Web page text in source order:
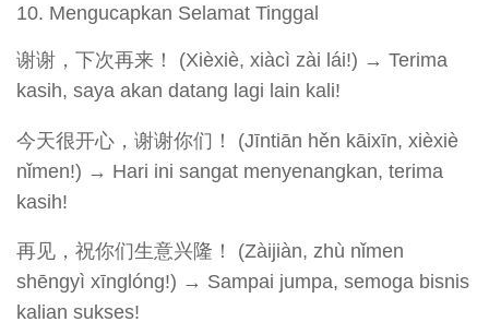
Mengucapkan Selamat Tinggal
谢谢，下次再来！ (Xièxiè, xiàcì zài lái!) → Terima
kasih, saya akan datang lagi lain kali!
今天很开心，谢谢你们！ (Jīntiān hěn kāixīn, xièxiè
nǐmen!) → Hari ini sangat menyenangkan, terima
kasih!
再见，祝你们生意兴隆！ (Zàijiàn, zhù nǐmen
shēngyì xīnglóng!) → Sampai jumpa, semoga bisnis
kalian sukses!